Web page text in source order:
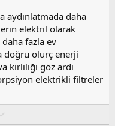
y
l
a
aydınlatmada daha
elektril olarak
fazla ev
doğru olurç enerji
kirliliği göz ardı
elektrikli filtreler